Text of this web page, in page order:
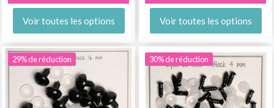
Voir toutes les options Voir toutes les options
29% de réduction 30% de réduction